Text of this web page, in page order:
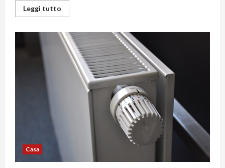
Leggi tutto
di
Arredare
casa
per
Natale:
consigli
abbinare
Casa